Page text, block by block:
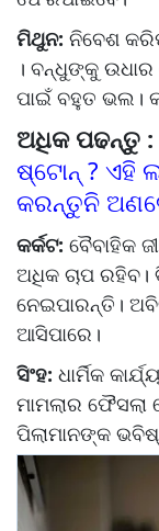
ମିଥୁନ: ନିବେଶ
। ବନ୍ଧୁଙ୍କୁ
ପାଇଁ ବହୁତ ଭଲ।
ଅଧିକ ପଢନ୍ତୁ :
ଷ୍ଟୋନ୍ ? ଏହି
କରନ୍ତୁନି
କର୍କଟ: ବୈବାହିକ
ଅଧିକ ଚାପ
ନେଇପାରନ୍ତି।
ଆସିପାରେ।
ସିଂହ: ଧାର୍ମିକ
ମାମଲାର
ପିଲାମାନଙ୍କ